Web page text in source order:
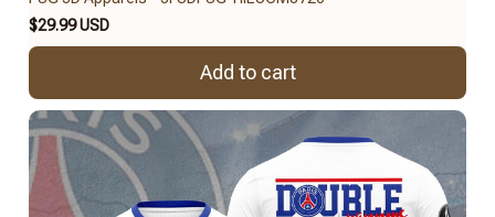
$29.99 USD
Add to cart